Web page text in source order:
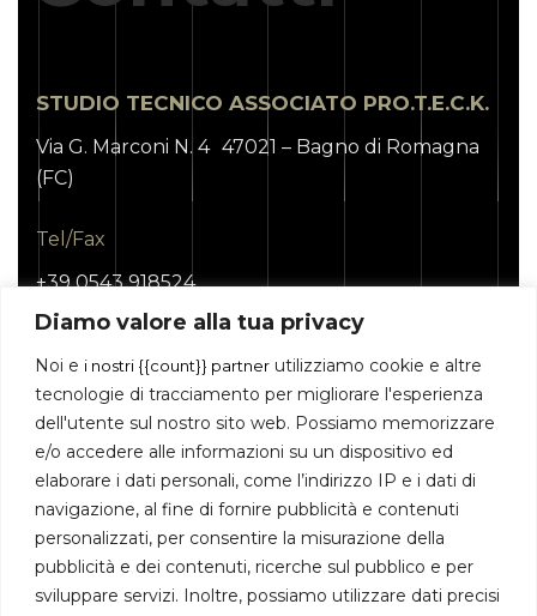
Diamo valore alla tua privacy
Noi e i nostri {{count}} partner utilizziamo cookie e altre
tecnologie di tracciamento per migliorare l'esperienza
dell'utente sul nostro sito web. Possiamo memorizzare
e/o accedere alle informazioni su un dispositivo ed
elaborare i dati personali, come l’indirizzo IP e i dati di
navigazione, al fine di fornire pubblicità e contenuti
personalizzati, per consentire la misurazione della
pubblicità e dei contenuti, ricerche sul pubblico e per
sviluppare servizi. Inoltre, possiamo utilizzare dati precisi
STUDIO TECNICO ASSOCIATO PRO.T.E.C.K.
Via G. Marconi N. 4 47021 – Bagno di Romagna
(FC)
Tel/Fax
+39 0543 918524
9:00 - 13:00
15:00 - 19:00
Dott. Ing. Daniele Marini
marini@proteck-engineering.it
Dott. Ing. Alberto Mastroianni